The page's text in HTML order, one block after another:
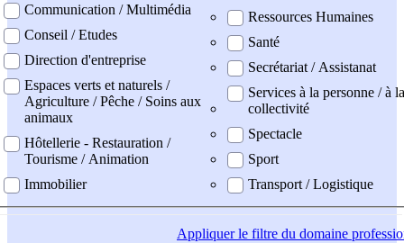
Communication / Multimédia
Conseil / Etudes
Direction d'entreprise
Espaces verts et naturels /
Agriculture / Pêche / Soins aux
animaux
Hôtellerie - Restauration /
Tourisme / Animation
Immobilier
Ressources Humaines
Santé
Secrétariat / Assistanat
Services à la personne / à la
collectivité
Spectacle
Sport
Transport / Logistique
Appliquerle filtre du domaine